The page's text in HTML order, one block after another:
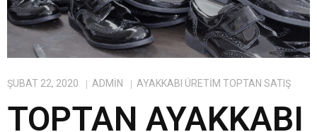
ŞUBAT 22, 2020 ADMIN AYAKKABI ÜRETIM TOPTAN SATIŞ
TOPTAN AYAKKABI